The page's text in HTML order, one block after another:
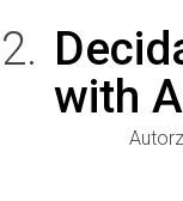
with